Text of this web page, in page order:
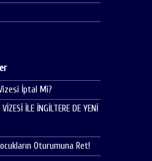
İptal Mi?
İLE İNGİLTERE DE YENİ
Oturumuna Ret!